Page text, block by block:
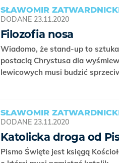
SŁAWOMIR
DODANE 23.11.2020
Filozofia nosa
Wiadomo, że stand-up to
postacią Chrystusa dla
lewicowych musi budzić
SŁAWOMIR
DODANE 23.11.2020
Katolicka droga od
Pismo Święte jest księgą